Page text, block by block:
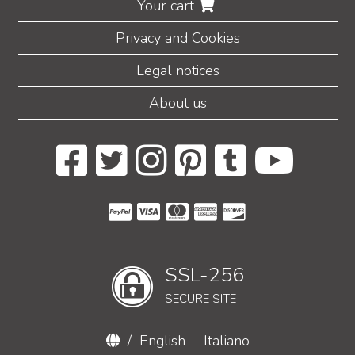
Your cart
Privacy and Cookies
Legal notices
About us
SSL-256
SECURE SITE
/ English - Italiano